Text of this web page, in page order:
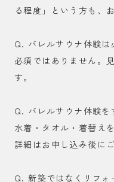
る程度」という方も、
Q. バレルサウナ体験は
必須ではありません。
す。
Q. バレルサウナ体験を
水着・タオル・着替え
詳細はお申し込み後に
Q. 新築ではなくリフォ